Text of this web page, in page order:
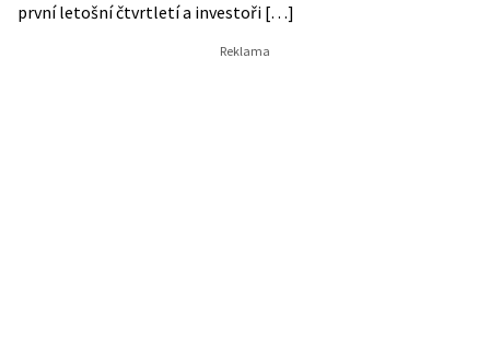
první letošní čtvrtletí a investoři […]